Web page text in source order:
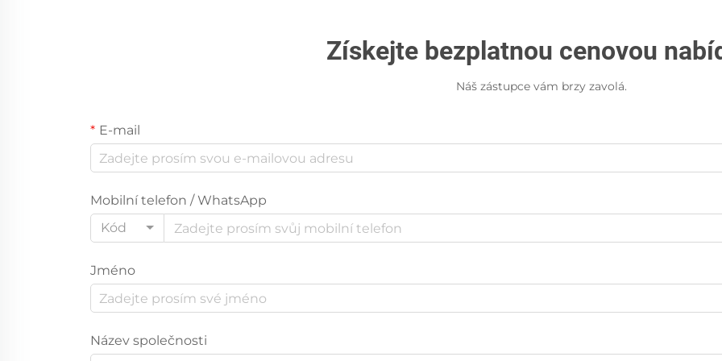
Získejte bezplatnou cenovou
Náš zástupce vám brzy zavolá.
E-mail
Mobilní telefon / WhatsApp
Kód
Jméno
Název společnosti